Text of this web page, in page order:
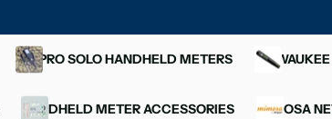
YSI PRO SOLO HANDHELD METERS
HANDHELD METER ACCESSORIES MIMOSA